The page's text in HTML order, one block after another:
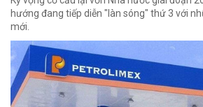
hướng đang tiếp diễn "làn sóng" thứ 3 với
mới.